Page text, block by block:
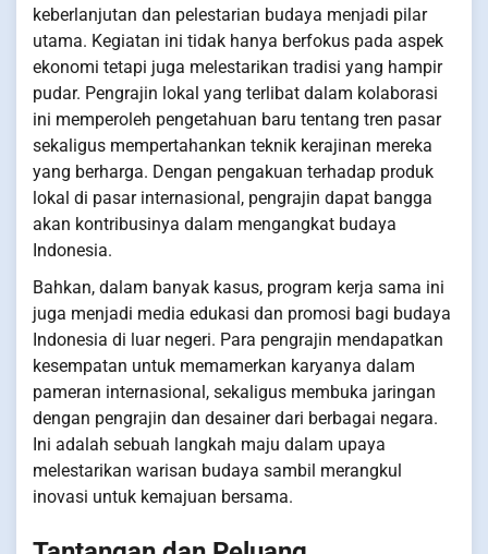
keberlanjutan dan pelestarian budaya menjadi pilar
utama. Kegiatan ini tidak hanya berfokus pada aspek
ekonomi tetapi juga melestarikan tradisi yang hampir
pudar. Pengrajin lokal yang terlibat dalam kolaborasi
ini memperoleh pengetahuan baru tentang tren pasar
sekaligus mempertahankan teknik kerajinan mereka
yang berharga. Dengan pengakuan terhadap produk
lokal di pasar internasional, pengrajin dapat bangga
akan kontribusinya dalam mengangkat budaya
Indonesia.
Bahkan, dalam banyak kasus, program kerja sama ini
juga menjadi media edukasi dan promosi bagi budaya
Indonesia di luar negeri. Para pengrajin mendapatkan
kesempatan untuk memamerkan karyanya dalam
pameran internasional, sekaligus membuka jaringan
dengan pengrajin dan desainer dari berbagai negara.
Ini adalah sebuah langkah maju dalam upaya
melestarikan warisan budaya sambil merangkul
inovasi untuk kemajuan bersama.